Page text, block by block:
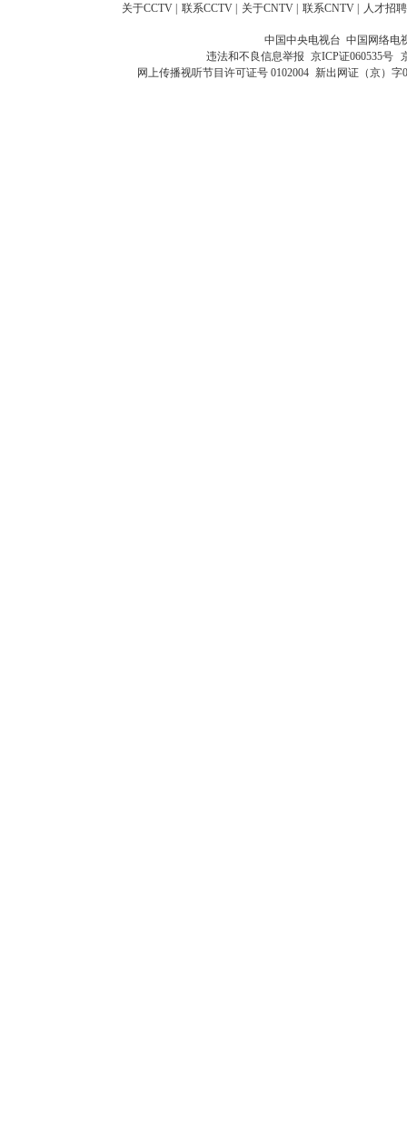
关于CCTV | 联系CCTV | 关于CNTV | 联系CNTV | 人才招聘
中国中央电视台 中国网络电
违法和不良信息举报 京ICP证060535号
网上传播视听节目许可证号 0102004 新出网证（京）